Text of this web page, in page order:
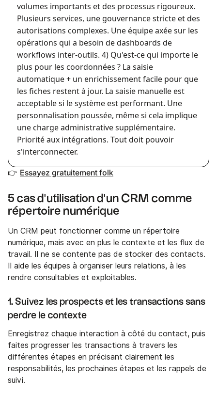
volumes importants et des processus rigoureux.
Plusieurs services, une gouvernance stricte et des
autorisations complexes. Une équipe axée sur les
opérations qui a besoin de dashboards de
workflows inter-outils. 4) Qu'est-ce qui importe le
plus pour les coordonnées ? La saisie
automatique + un enrichissement facile pour que
les fiches restent à jour. La saisie manuelle est
acceptable si le système est performant. Une
personnalisation poussée, même si cela implique
une charge administrative supplémentaire.
Priorité aux intégrations. Tout doit pouvoir
s'interconnecter.
👉 Essayez gratuitement folk
5 cas d'utilisation d'un CRM comme
répertoire numérique
Un CRM peut fonctionner comme un répertoire
numérique, mais avec en plus le contexte et les flux de
travail. Il ne se contente pas de stocker des contacts.
Il aide les équipes à organiser leurs relations, à les
rendre consultables et exploitables.
1. Suivez les prospects et les transactions sans
perdre le contexte
Enregistrez chaque interaction à côté du contact, puis
faites progresser les transactions à travers les
différentes étapes en précisant clairement les
responsabilités, les prochaines étapes et les rappels de
suivi.